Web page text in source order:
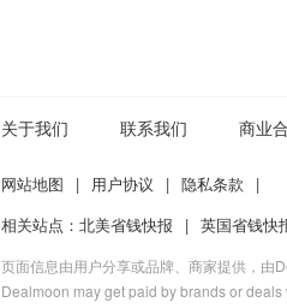
关于我们 联系我们 商业
网站地图 | 用户协议 | 隐私条款
|
相关站点： 北美省钱快报 | 英国省钱快
页面信息由用户分享或品牌、商家提供，由
Dealmoon may get paid by brands or